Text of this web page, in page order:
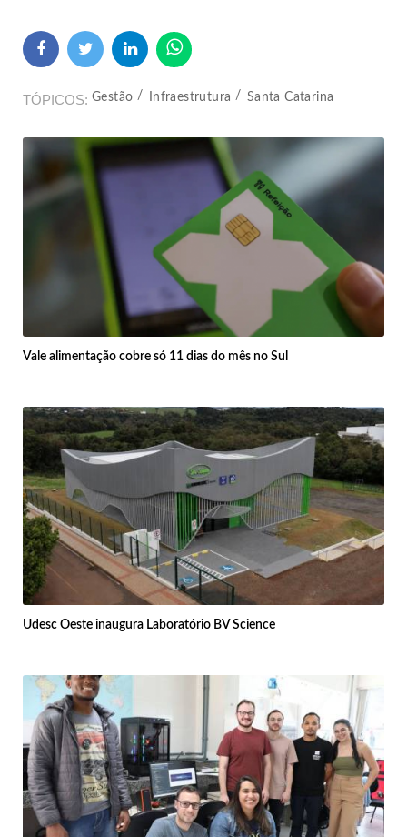
TÓPICOS Gestão Infraestrutura Santa Catarina
Vale alimentação cobre só 11 dias do mês no Sul
Udesc Oeste inaugura Laboratório BV Science